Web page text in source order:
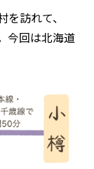
訪れて、
今回は北海道